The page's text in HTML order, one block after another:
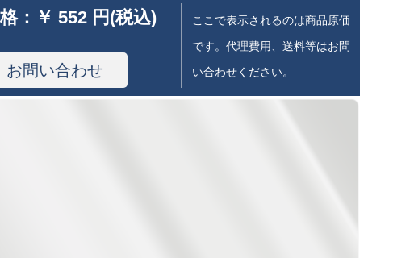
： ￥ 552 円(税込)
お問い合わせ
ここで表示されるのは商品原価
です。代理費用、送料等はお問
い合わせください。